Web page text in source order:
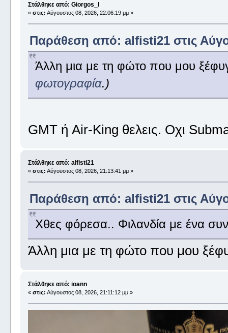
Στάλθηκε από: Giorgos_I
« στις: Αύγουστος 08, 2026, 22:06:19 μμ »
Παράθεση από: alfisti21 στις
Άλλη μια με τη φώτο που μου
φωτογραφία.)
GMT ή Air-King θελεις. Οχι
Στάλθηκε από: alfisti21
« στις: Αύγουστος 08, 2026, 21:13:41 μμ »
Παράθεση από: alfisti21 στις
Χθες φόρεσα.. Φιλανδία με ένα
Άλλη μια με τη φώτο που μου
Στάλθηκε από: ioann
« στις: Αύγουστος 08, 2026, 21:11:12 μμ »